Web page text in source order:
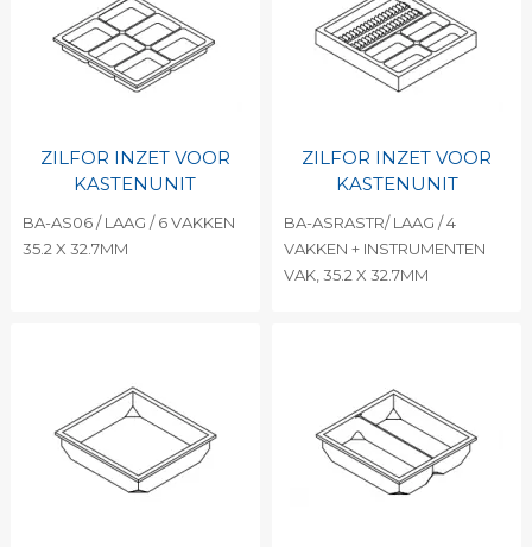
ZILFOR INZET VOOR
KASTENUNIT
BA-AS06 / LAAG / 6 VAKKEN
35.2 X 32.7MM
ZILFOR INZET VOOR
KASTENUNIT
BA-ASRASTR/ LAAG / 4
VAKKEN + INSTRUMENTEN
VAK, 35.2 X 32.7MM